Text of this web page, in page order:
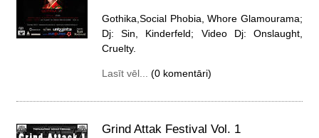
Gothika,Social Phobia, Whore Glamourama;
Dj: Sin, Kinderfeld; Video Dj: Onslaught,
Cruelty.
Lasīt vēl... (0 komentāri)
Grind Attak Festival Vol. 1